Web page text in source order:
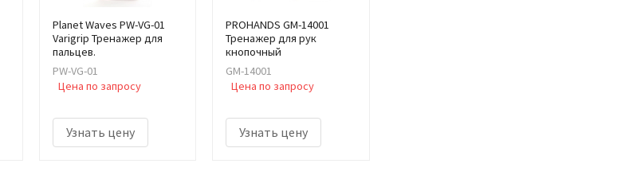
Planet Waves PW-VG-01
Varigrip Тренажер для
пальцев.
PW-VG-01
Цена по запросу
Узнать цену
PROHANDS GM-14001
Тренажер для рук
кнопочный
GM-14001
Цена по запросу
Узнать цену